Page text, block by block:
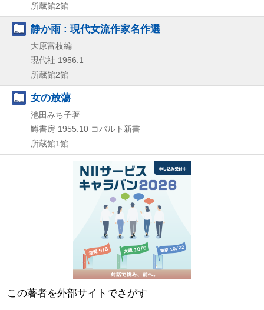
所蔵館2館
静か雨 : 現代女流作家名作選
大原富枝編
現代社 1956.1
所蔵館2館
女の放蕩
池田みち子著
鱒書房 1955.10 コバルト新書
所蔵館1館
この著者を外部サイトでさがす